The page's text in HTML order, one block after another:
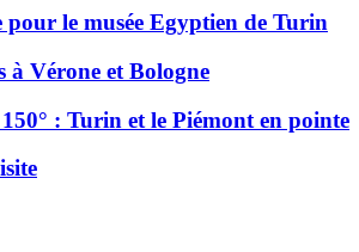
pour le musée Egyptien de Turin
à Vérone et Bologne
: Turin et le Piémont en pointe